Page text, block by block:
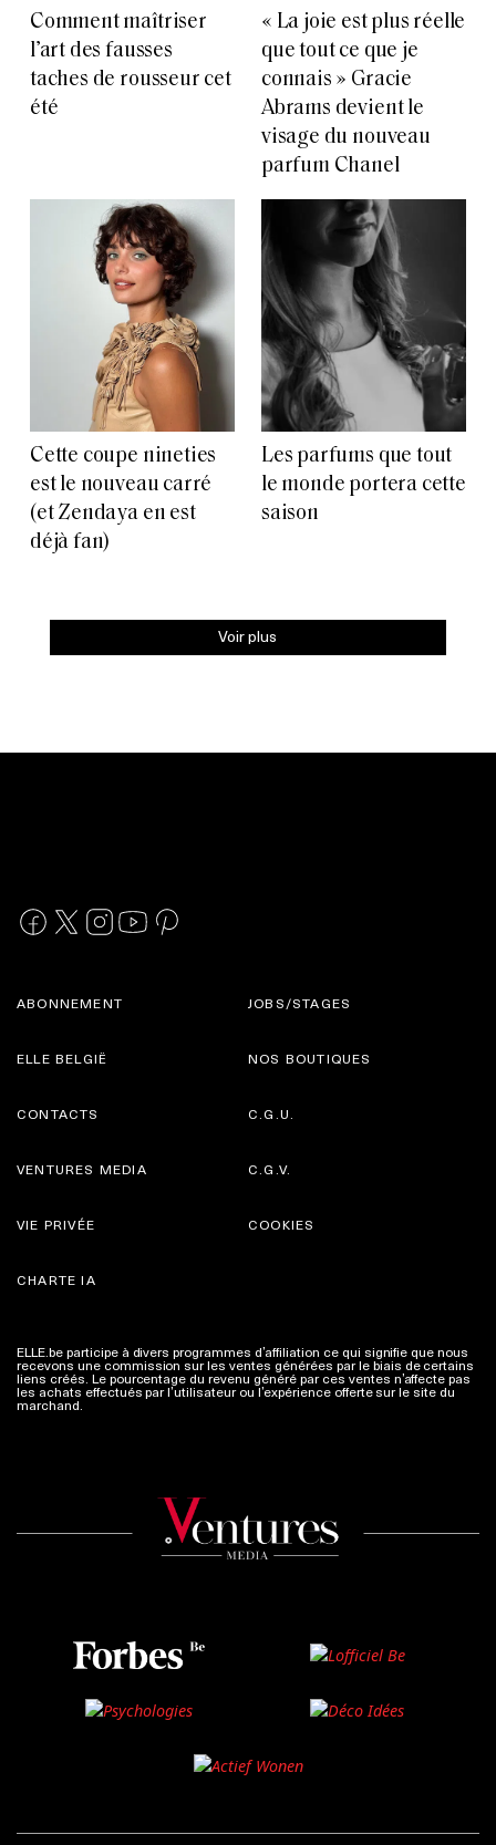
Comment maîtriser
l’art des fausses
taches de rousseur cet
été
« La joie est plus réelle
que tout ce que je
connais » Gracie
Abrams devient le
visage du nouveau
parfum Chanel
Cette coupe nineties
est le nouveau carré
(et Zendaya en est
déjà fan)
Les parfums que tout
le monde portera cette
saison
Voir plus
ABONNEMENT
ELLE BELGIË
JOBS/STAGES
NOS BOUTIQUES
CONTACTS
VENTURES MEDIA
C.G.U.
C.G.V.
VIE PRIVÉE
CHARTE IA
COOKIES
ELLE.be participe à divers programmes d’affiliation ce qui signifie que nous
recevons une commission sur les ventes générées par le biais de certains
liens créés. Le pourcentage du revenu généré par ces ventes n’affecte pas
les achats effectués par l’utilisateur ou l’expérience offerte sur le site du
marchand. Plus d'infos